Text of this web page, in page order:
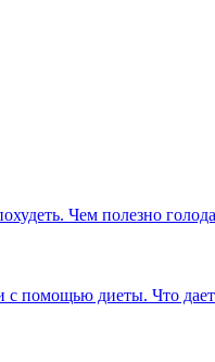
Чем полезно
с помощью диеты. Что